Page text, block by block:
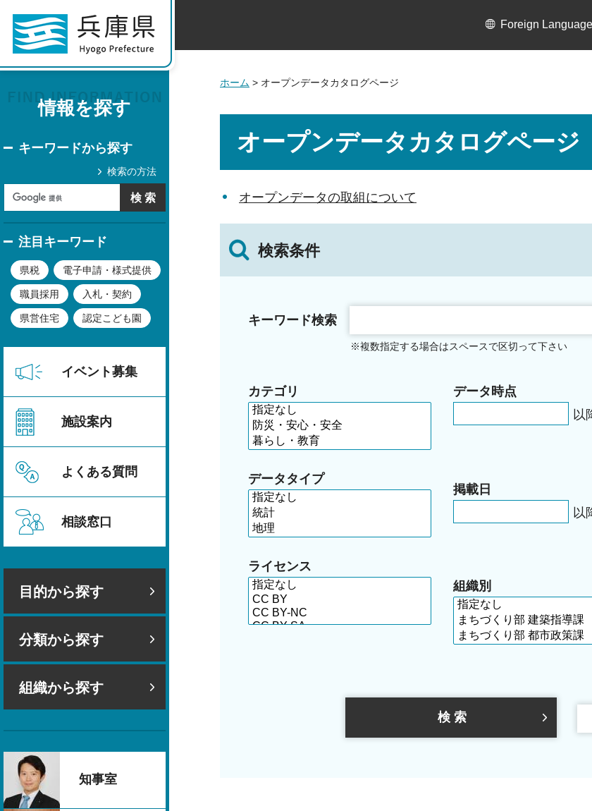
情報を探す
キーワードから探す
検索の方法
注目キーワード
県税 電子申請・様式提供
職員採用 入札・契約
県営住宅 認定こども園
イベント募集
施設案内
よくある質問
相談窓口
目的から探す
分類から探す
組織から探す
知事室
Foreign Language
ホーム > オープンデータカタログページ
オープンデータカタログページ
オープンデータの取組について
検索条件
キーワード検索
※複数指定する場合はスペースで区切って下さい
カテゴリ
データタイプ
ライセンス
データ時点
以
掲載日
以
組織別